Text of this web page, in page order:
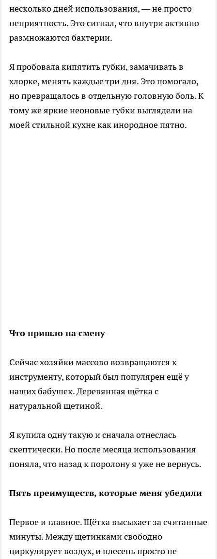
несколько дней использования, — не просто
неприятность. Это сигнал, что внутри активно
размножаются бактерии.
Я пробовала кипятить губки, замачивать в
хлорке, менять каждые три дня. Это помогало,
но превращалось в отдельную головную боль. К
тому же яркие неоновые губки выглядели на
моей стильной кухне как инородное пятно.
Что пришло на смену
Сейчас хозяйки массово возвращаются к
инструменту, который был популярен ещё у
наших бабушек. Деревянная щётка с
натуральной щетиной.
Я купила одну такую и сначала отнеслась
скептически. Но после месяца использования
поняла, что назад к поролону я уже не вернусь.
Пять преимуществ, которые меня убедили
Первое и главное. Щётка высыхает за считанные
минуты. Между щетинками свободно
циркулирует воздух, и плесень просто не